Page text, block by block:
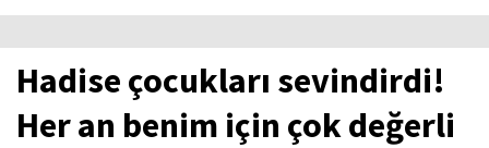
Hadise çocukları sevindirdi!
Her an benim için çok değerli